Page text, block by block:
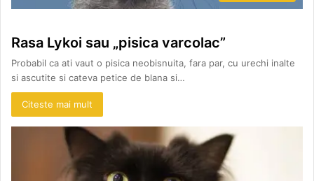
Rasa Lykoi sau „pisica varcolac”
Probabil ca ati vaut o pisica neobisnuita, fara par, cu urechi inalte
si ascutite si cateva petice de blana si…
Citeste mai mult